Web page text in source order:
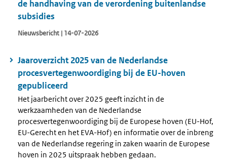
de handhaving van de verordening buitenlandse
subsidies
Nieuwsbericht | 14-07-2026
Jaaroverzicht 2025 van de Nederlandse
procesvertegenwoordiging bij de EU-hoven
gepubliceerd
Het jaarbericht over 2025 geeft inzicht in de
werkzaamheden van de Nederlandse
procesvertegenwoordiging bij de Europese hoven (EU-Hof,
EU-Gerecht en het EVA-Hof) en informatie over de inbreng
van de Nederlandse regering in zaken waarin de Europese
hoven in 2025 uitspraak hebben gedaan.